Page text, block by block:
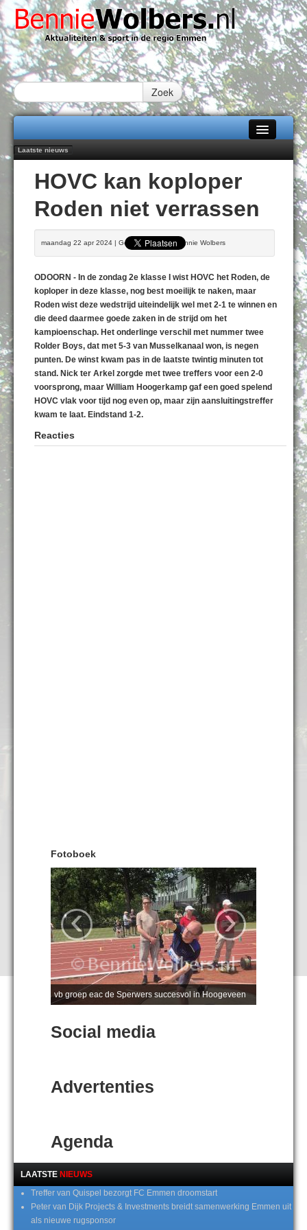
Zoek
Home
Alle categorieën
Over Bennie Wolbers
Fotoboek
Laatste nieuws
nieuwe rugsponsor
Najaar '26 staat live!
102 kaarsen voor eeuwling Mieke Sijbom-Maatje
Emmen wint op Open Dag overtuigend van Almere City
Treffer van Quispel bezorgt FC Emmen droomstart
HOVC kan koploper
Roden niet verrassen
maandag 22 apr 2024 | Geschreven door Bennie Wolbers
ODOORN - In de zondag 2e klasse I wist HOVC het Roden, de
koploper in deze klasse, nog best moeilijk te naken, maar
Roden wist deze wedstrijd uiteindelijk wel met 2-1 te winnen en
die deed daarmee goede zaken in de strijd om het
kampioenschap. Het onderlinge verschil met nummer twee
Rolder Boys, dat met 5-3 van Musselkanaal won, is negen
punten. De winst kwam pas in de laatste twintig minuten tot
stand. Nick ter Arkel zorgde met twee treffers voor een 2-0
voorsprong, maar William Hoogerkamp gaf een goed spelend
HOVC vlak voor tijd nog even op, maar zijn aansluitingstreffer
kwam te laat. Eindstand 1-2.
Reacties
Fotoboek
vb groep eac de Sperwers succesvol in Hoogeveen
‹ ›
Social media
Advertenties
Agenda
LAATSTE NIEUWS
Treffer van Quispel bezorgt FC Emmen droomstart
Peter van Dijk Projects & Investments breidt samenwerking Emmen uit
als nieuwe rugsponsor